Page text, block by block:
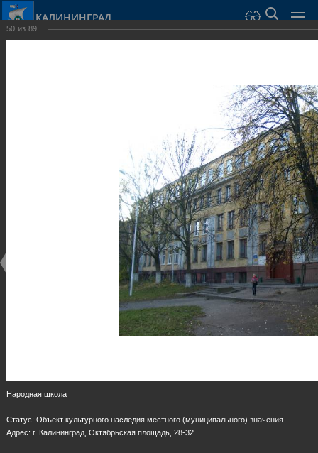
КАЛИНИНГРАД
Общественные здания и сооружения
Общественные здания и сооружения
50 из 89
Народная школа
Статус: Объект культурного наследия местного (муниципального) значения
Адрес: г. Калининград, Октябрьская площадь, 28-32